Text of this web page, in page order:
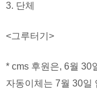
3. 단체
<그루터기>
* cms 후원은, 6월 30
자동이체는 7월 30일